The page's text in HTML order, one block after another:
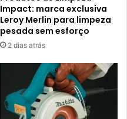
Impact: marca exclusiva
Leroy Merlin para limpeza
pesada sem esforço
2 dias atrás